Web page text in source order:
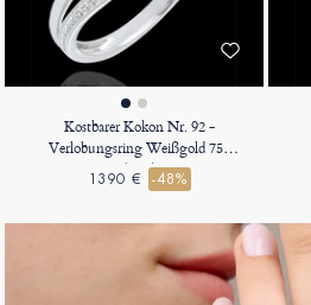
Kostbarer Kokon Nr. 92 -
Verlobungsring Weißgold 750
(18K)
1390 € -48%